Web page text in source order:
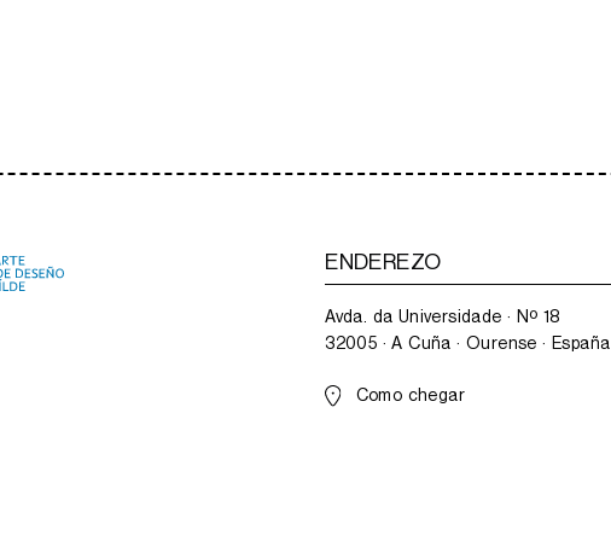
ENDEREZO
Avda. da Universidade · Nº 18
32005 · A Cuña · Ourense · España
Como chegar